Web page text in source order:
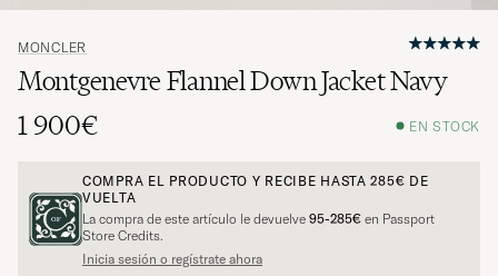
MONCLER
Montgenevre Flannel Down Jacket Navy
1 900€
EN STOCK
COMPRA EL PRODUCTO Y RECIBE HASTA285€ DE
VUELTA
La compra de este artículo le devuelve 95-285€ en Passport
Store Credits.
Inicia sesión o regístrate ahora